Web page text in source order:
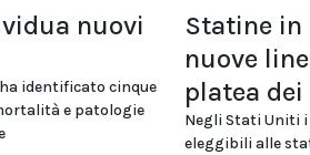
nuovi
identificato cinque
e patologie
Statine in
nuove
platea
Negli Stati Uniti i
eleggibili alle